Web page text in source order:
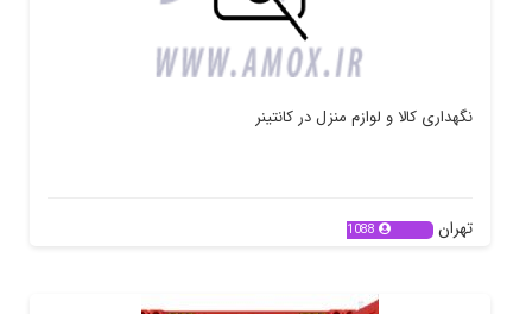
نگهداری کالا و لوازم منزل در کانتینر
تهران 1088